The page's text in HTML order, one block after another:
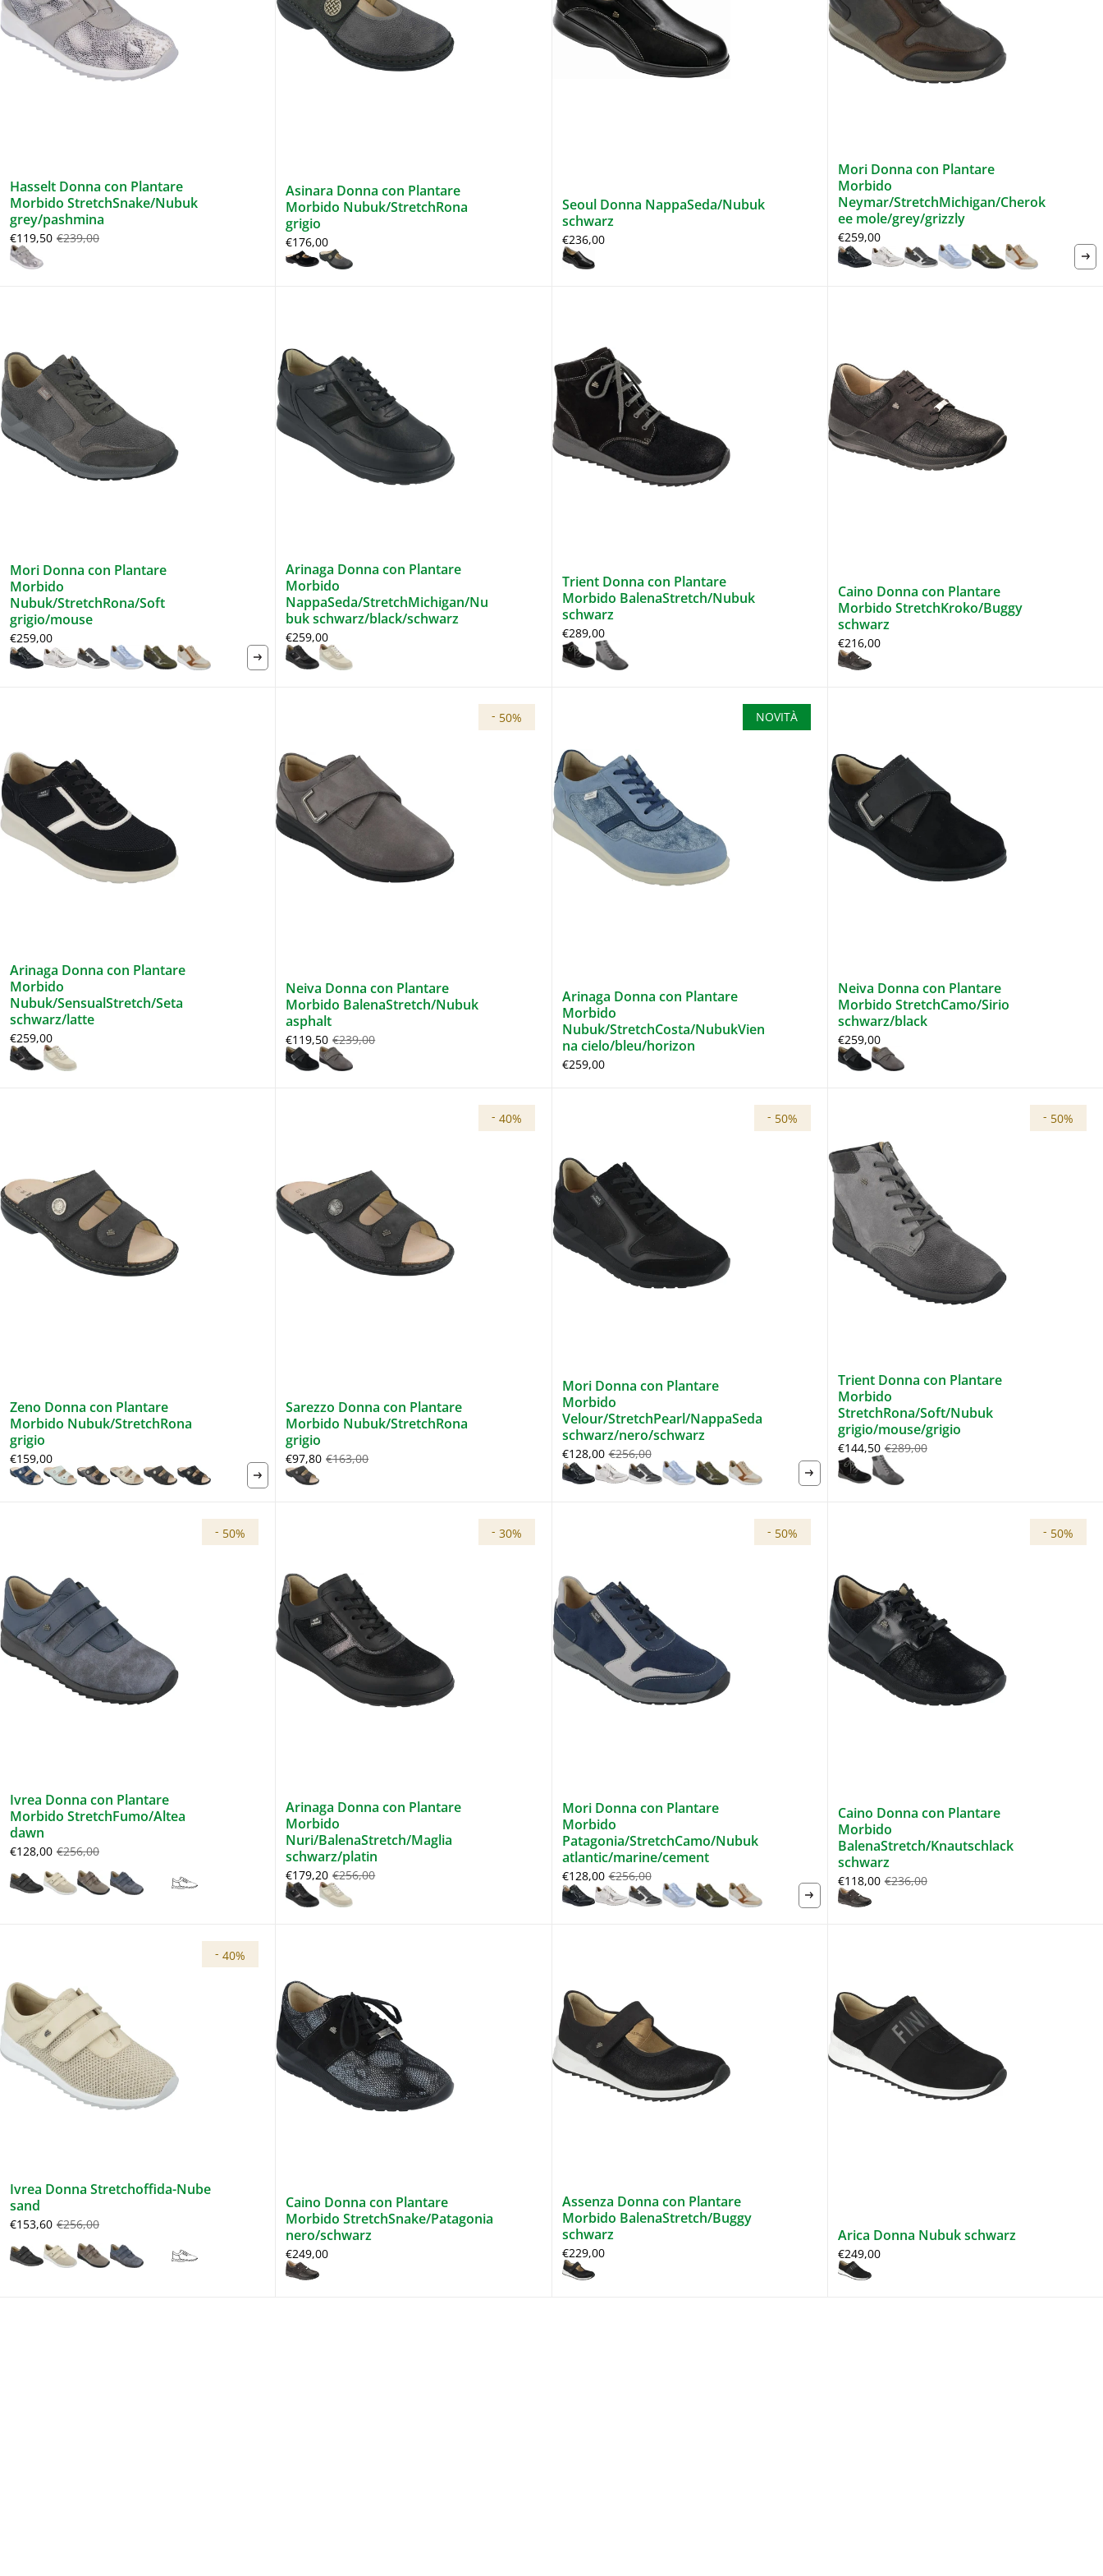
Hasselt Donna con Plantare
Morbido StretchSnake/Nubuk
grey/pashmina
€119,50 €239,00
Asinara Donna con Plantare
Morbido Nubuk/StretchRona
grigio
€176,00
Seoul Donna NappaSeda/Nubuk
schwarz
€236,00
Mori Donna con Plantare
Morbido
Neymar/StretchMichigan/Cherok
ee mole/grey/grizzly
€259,00
Mori Donna con Plantare
Morbido
Nubuk/StretchRona/Soft
grigio/mouse
€259,00
Arinaga Donna con Plantare
Morbido
NappaSeda/StretchMichigan/Nu
buk schwarz/black/schwarz
€259,00
Trient Donna con Plantare
Morbido BalenaStretch/Nubuk
schwarz
€289,00
Caino Donna con Plantare
Morbido StretchKroko/Buggy
schwarz
€216,00
Arinaga Donna con Plantare
Morbido
Nubuk/SensualStretch/Seta
schwarz/latte
€259,00
Neiva Donna con Plantare
Morbido BalenaStretch/Nubuk
asphalt
€119,50 €239,00
- 50%
Arinaga Donna con Plantare
Morbido
Nubuk/StretchCosta/NubukVien
na cielo/bleu/horizon
€259,00
NOVITÀ
Neiva Donna con Plantare
Morbido StretchCamo/Sirio
schwarz/black
€259,00
Zeno Donna con Plantare
Morbido Nubuk/StretchRona
grigio
€159,00
Sarezzo Donna con Plantare
Morbido Nubuk/StretchRona
grigio
€97,80 €163,00
- 40%
Mori Donna con Plantare
Morbido
Velour/StretchPearl/NappaSeda
schwarz/nero/schwarz
€128,00 €256,00
- 50%
Trient Donna con Plantare
Morbido
StretchRona/Soft/Nubuk
grigio/mouse/grigio
€144,50 €289,00
- 50%
Ivrea Donna con Plantare
Morbido StretchFumo/Altea
dawn
€128,00 €256,00
- 50%
Arinaga Donna con Plantare
Morbido
Nuri/BalenaStretch/Maglia
schwarz/platin
€179,20 €256,00
- 30%
Mori Donna con Plantare
Morbido
Patagonia/StretchCamo/Nubuk
atlantic/marine/cement
€128,00 €256,00
- 50%
Caino Donna con Plantare
Morbido
BalenaStretch/Knautschlack
schwarz
€118,00 €236,00
- 50%
Ivrea Donna Stretchoffida-Nube
sand
€153,60 €256,00
- 40%
Caino Donna con Plantare
Morbido StretchSnake/Patagonia
nero/schwarz
€249,00
Assenza Donna con Plantare
Morbido BalenaStretch/Buggy
schwarz
€229,00
Arica Donna Nubuk schwarz
€249,00